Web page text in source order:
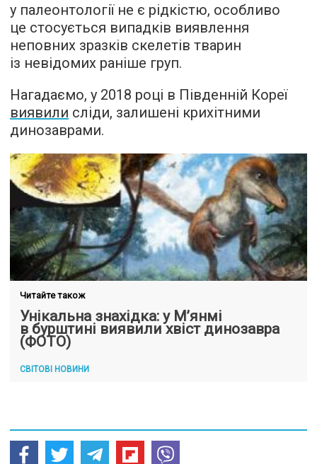
у палеонтології не є рідкістю, особливо
це стосується випадків виявлення
неповних зразків скелетів тварин
із невідомих раніше груп.
Нагадаємо, у 2018 році в Південній Кореї
виявили сліди, залишені крихітними
динозаврами.
Читайте також
Унікальна знахідка: у М’янмі
в бурштині виявили хвіст динозавра
(ФОТО)
СВІТОВІ НОВИНИ